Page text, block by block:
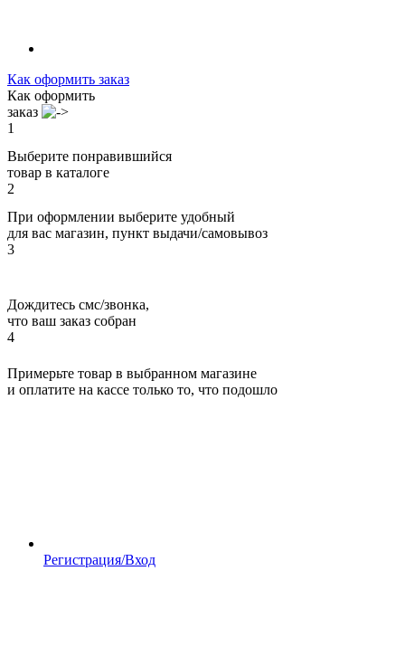
Как оформить заказ
Как оформить
заказ
1
Выберите понравившийся
товар в каталоге
2
При оформлении выберите удобный
для вас магазин, пункт выдачи/самовывоз
3
Дождитесь смс/звонка,
что ваш заказ собран
4
Примерьте товар в выбранном магазине
и оплатите на кассе только то, что подошло
Регистрация/Вход